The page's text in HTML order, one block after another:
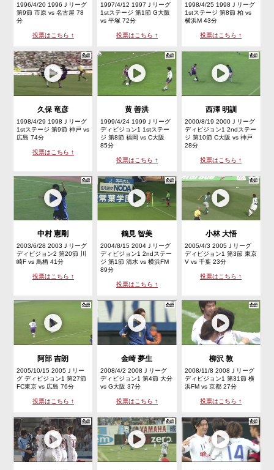
1996/4/20 1996Ｊリーグ
第9節 市原 vs 名古屋 78
分
投票はこちら ↑
1997/4/12 1997Ｊリーグ
1stステージ 第1節 G大阪
vs 平塚 72分
投票はこちら ↑
1998/4/25 1998Ｊリーグ
1stステージ 第8節 柏 vs
横浜M 43分
投票はこちら ↑
久保 竜彦
1998/4/29 1998Ｊリーグ
1stステージ 第9節 神戸 vs
広島 74分
投票はこちら ↑
黄 善洪
1999/4/24 1999Ｊリーグ
ディビジョン1 1stステー
ジ 第8節 福岡 vs C大阪
85分
投票はこちら ↑
西澤 明訓
2000/8/19 2000Ｊリーグ
ディビジョン1 2ndステー
ジ 第10節 C大阪 vs 神戸
28分
投票はこちら ↑
中村 憲剛
2003/6/28 2003Ｊリーグ
ディビジョン2 第20節 川
崎F vs 鳥栖 41分
投票はこちら ↑
鶴見 智美
2004/8/15 2004Ｊリーグ
ディビジョン1 2ndステー
ジ 第1節 清水 vs 横浜FM
89分
投票はこちら ↑
小林 大悟
2005/4/3 2005Ｊリーグ
ディビジョン1 第3節 東京
V vs 千葉 23分
投票はこちら ↑
阿部 吉朗
2005/10/15 2005Ｊリー
グ ディビジョン1 第27節
FC東京 vs 広島 76分
投票はこちら ↑
金崎 夢生
2008/4/2 2008Ｊリーグ
ディビジョン1 第4節 大分
vs G大阪 37分
投票はこちら ↑
柳沢 敦
2008/11/8 2008Ｊリーグ
ディビジョン1 第31節 横
浜FM vs 京都 27分
投票はこちら ↑